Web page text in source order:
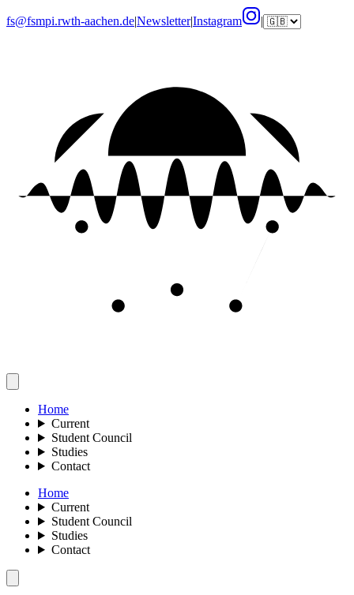
fs@fsmpi.rwth-aachen.de|Newsletter|Instagram |
Home
Current
Student Council
Studies
Contact
Home
Current
Student Council
Studies
Contact